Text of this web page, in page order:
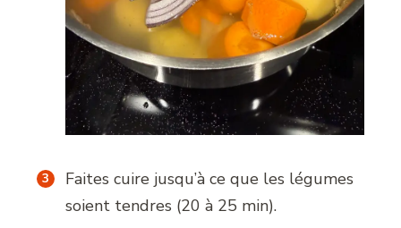
Faites cuire jusqu’à ce que les légumes
soient tendres (20 à 25 min).